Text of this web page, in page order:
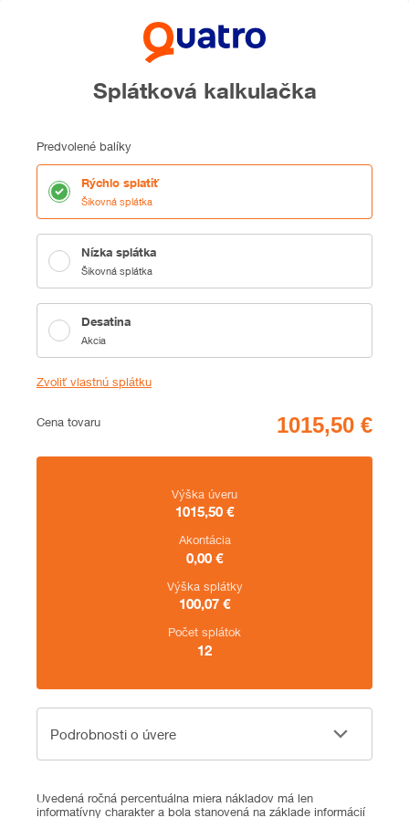
Splátková kalkulačka
Predvolené balíky
Rýchlo splatiť
Šikovná splátka
Nízka splátka
Šikovná splátka
Desatina
Akcia
Zvoliť vlastnú splátku
Cena
Cena tovaru
Zhrnutie
Výška úveru
1015,50 €
Akontácia
0,00 €
Výška splátky
100,07 €
Počet splátok
12
Podrobnosti o úvere
Podrobnosti o úvere
Uvedená ročná percentuálna miera nákladov má len
informatívny charakter a bola stanovená na základe informácií